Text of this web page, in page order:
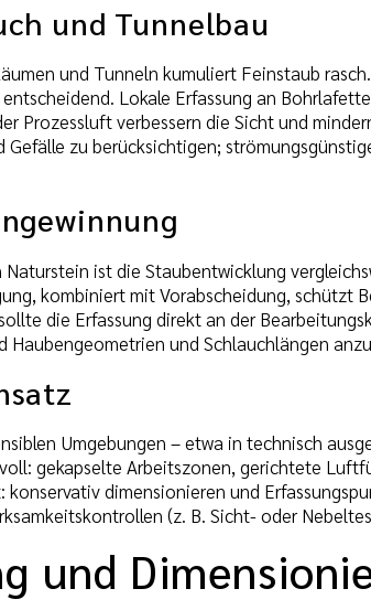
und Tunnelbau
und Tunneln kumuliert Feinstaub
Lokale Erfassung an
Prozessluft verbessern die Sicht und
Gefälle zu berücksichtigen;
Naturstein ist die Staubentwicklung
kombiniert mit Vorabscheidung, schützt
die Erfassung direkt an der
Haubengeometrien und Schlauchlängen
Umgebungen – etwa in technisch
gekapselte Arbeitszonen, gerichtete
konservativ dimensionieren und
(z. B. Sicht- oder
und